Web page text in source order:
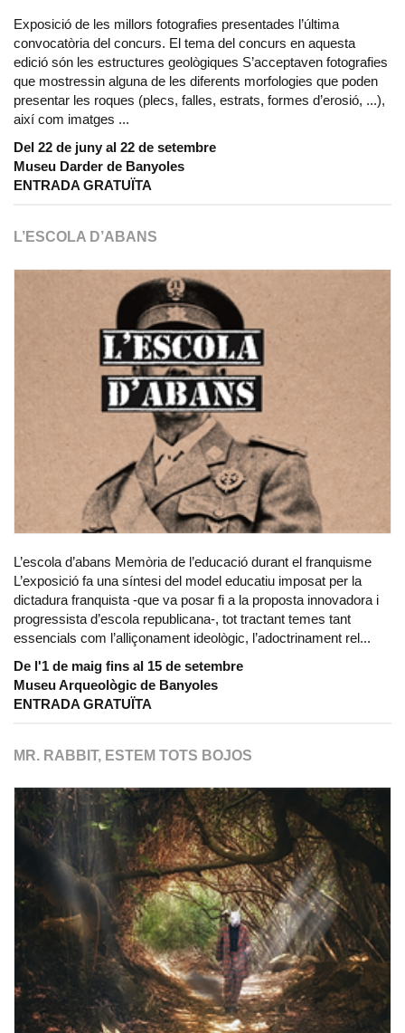
Exposició de les millors fotografies presentades l’última
convocatòria del concurs. El tema del concurs en aquesta
edició són les estructures geològiques S’acceptaven fotografies
que mostressin alguna de les diferents morfologies que poden
presentar les roques (plecs, falles, estrats, formes d’erosió, ...),
així com imatges ...
Del 22 de juny al 22 de setembre
Museu Darder de Banyoles
ENTRADA GRATUÏTA
L’ESCOLA D’ABANS
L’escola d’abans Memòria de l’educació durant el franquisme
L’exposició fa una síntesi del model educatiu imposat per la
dictadura franquista -que va posar fi a la proposta innovadora i
progressista d’escola republicana-, tot tractant temes tant
essencials com l’alliçonament ideològic, l’adoctrinament rel...
De l'1 de maig fins al 15 de setembre
Museu Arqueològic de Banyoles
ENTRADA GRATUÏTA
MR. RABBIT, ESTEM TOTS BOJOS